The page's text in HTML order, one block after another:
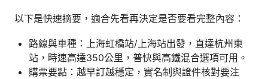
以下是快速摘要，適合先看再決定是否要看完整內容：
路線與車種：上海虹橋站/上海站出發，直達杭州東
站，時速高達350公里，普快與高鐵混合選項可用。
購票要點：越早訂越穩定，實名制與證件核對要注